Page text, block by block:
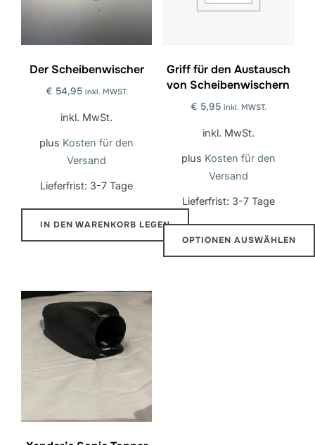
Optionen
auf
der
Produktseite
werden
Der Scheibenwischer
€ 54,95 inkl. MWST.
inkl. MwSt.
plus Kosten für den
Versand
Lieferfrist: 3-7 Tage
IN DEN WARENKORB LEGEN
Griff für den Austausch
von Scheibenwischern
€ 5,95 inkl. MWST.
inkl. MwSt.
plus Kosten für den
Versand
Lieferfrist: 3-7 Tage
OPTIONEN AUSWÄHLEN